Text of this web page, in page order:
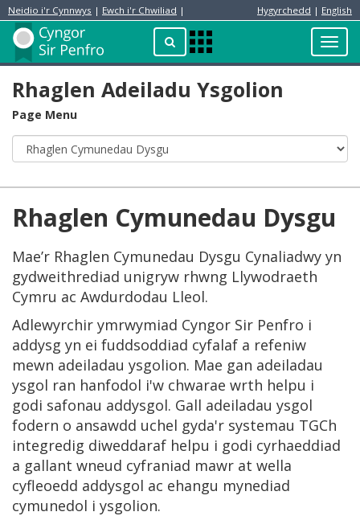
Neidio i'r Cynnwys | Ewch i'r Chwiliad | Hygyrchedd | English
ChwilioApps
Menu
Preswylydd
Rhaglen Adeiladu Ysgolion
Page Menu
Rhaglen Cymunedau Dysgu
Mae’r Rhaglen Cymunedau Dysgu Cynaliadwy yn
gydweithrediad unigryw rhwng Llywodraeth
Cymru ac Awdurdodau Lleol.
Adlewyrchir ymrwymiad Cyngor Sir Penfro i
addysg yn ei fuddsoddiad cyfalaf a refeniw
mewn adeiladau ysgolion. Mae gan adeiladau
ysgol ran hanfodol i'w chwarae wrth helpu i
godi safonau addysgol. Gall adeiladau ysgol
fodern o ansawdd uchel gyda'r systemau TGCh
integredig diweddaraf helpu i godi cyrhaeddiad
a gallant wneud cyfraniad mawr at wella
cyfleoedd addysgol ac ehangu mynediad
cymunedol i ysgolion.